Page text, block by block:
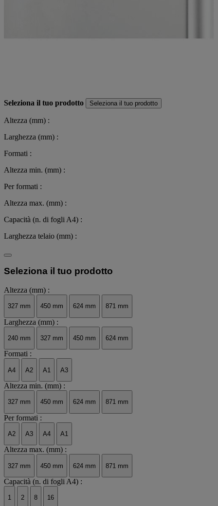
Seleziona il tuo prodotto Seleziona il tuo prodotto
Altezza (mm) :
Larghezza (mm) :
Formati :
Altezza min. (mm) :
Per formati :
Altezza max. (mm) :
Capacità (n. di fogli A4) :
Larghezza telaio (mm) :
Seleziona il tuo prodotto
Altezza (mm) :
327 mm 450 mm 624 mm 871 mm
Larghezza (mm) :
240 mm 327 mm 450 mm 624 mm
Formati :
A4 A2 A1 A3
Altezza min. (mm) :
327 mm 450 mm 624 mm 871 mm
Per formati :
A2 A3 A4 A1
Altezza max. (mm) :
327 mm 450 mm 624 mm 871 mm
Capacità (n. di fogli A4) :
1 2 8 16